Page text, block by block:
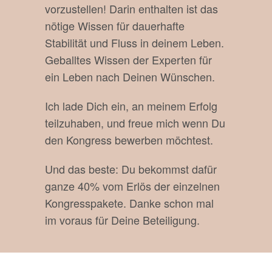
vorzustellen! Darin enthalten ist das
nötige Wissen für dauerhafte
Stabilität und Fluss in deinem Leben.
Geballtes Wissen der Experten für
ein Leben nach Deinen Wünschen.
Ich lade Dich ein, an meinem Erfolg
teilzuhaben, und freue mich wenn Du
den Kongress bewerben möchtest.
Und das beste: Du bekommst dafür
ganze 40% vom Erlös der einzelnen
Kongresspakete. Danke schon mal
im voraus für Deine Beteiligung.